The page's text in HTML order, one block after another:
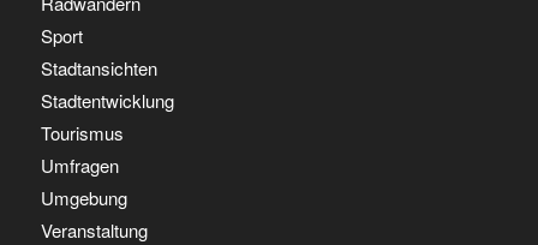
Sport
Stadtansichten
Stadtentwicklung
Tourismus
Umfragen
Umgebung
Veranstaltung